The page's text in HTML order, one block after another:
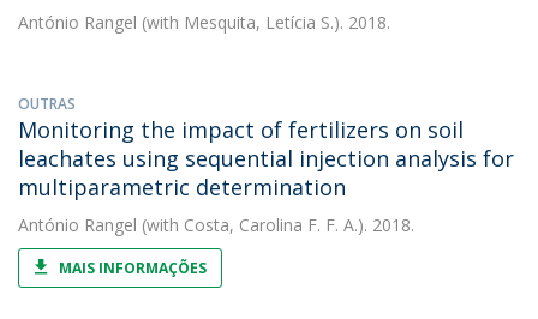
António Rangel (with Mesquita, Letícia S.). 2018.
OUTRAS
Monitoring the impact of fertilizers on soil
leachates using sequential injection analysis for
multiparametric determination
António Rangel (with Costa, Carolina F. F. A.). 2018.
MAIS INFORMAÇÕES